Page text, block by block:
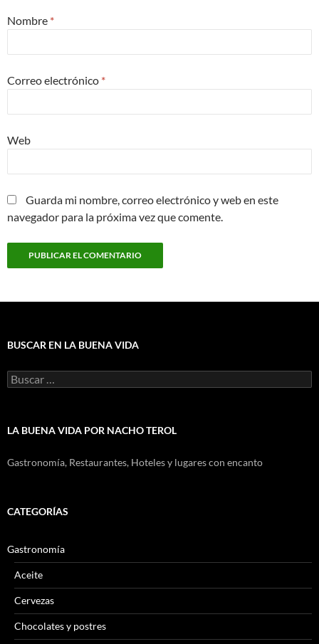
Nombre *
Correo electrónico *
Web
Guarda mi nombre, correo electrónico y web en este
navegador para la próxima vez que comente.
BUSCAR EN LA BUENA VIDA
Buscar:
LA BUENA VIDA POR NACHO TEROL
Gastronomía, Restaurantes, Hoteles y lugares con encanto
CATEGORÍAS
Gastronomía
Aceite
Cervezas
Chocolates y postres